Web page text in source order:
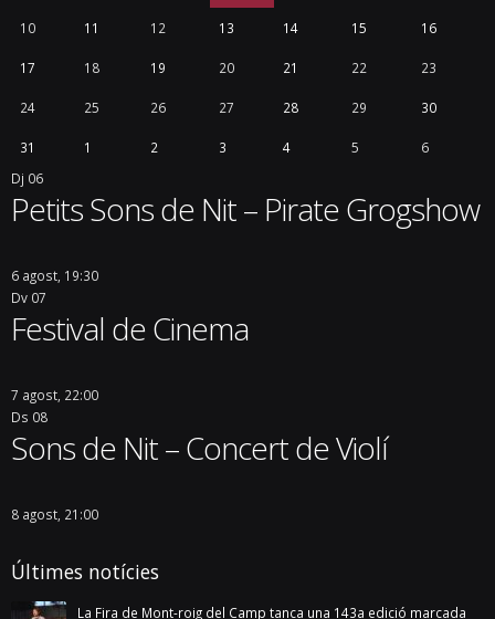
10 11 12 13 14 15 16
17 18 19 20 21 22 23
24 25 26 27 28 29 30
31 1 2 3 4 5
6
Dj 06
Petits Sons de Nit – Pirate Grogshow
6 agost, 19:30
Dv 07
Festival de Cinema
7 agost, 22:00
Ds 08
Sons de Nit – Concert de Violí
8 agost, 21:00
Últimes notícies
La Fira de Mont-roig del Camp tanca una 143a edició marcada